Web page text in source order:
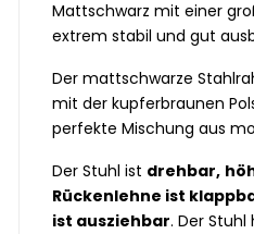
Mattschwarz mit einer
extrem stabil und gut
Der mattschwarze
mit der kupferbraunen
perfekte Mischung aus
Der Stuhl ist drehbar,
Rückenlehne ist
ist ausziehbar. Der